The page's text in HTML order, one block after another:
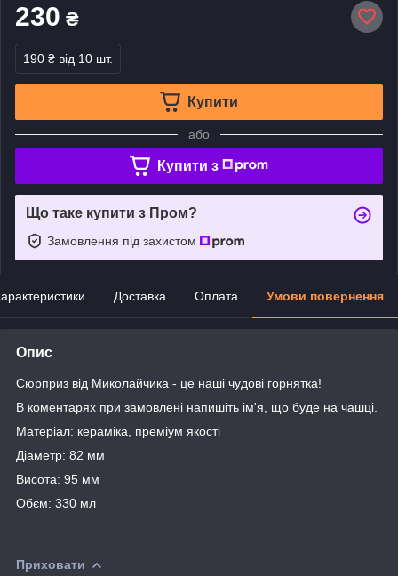
230 ₴
190 ₴ від 10 шт.
Купити
або
Купити з
Що таке купити з Пром?
Замовлення під захистом
Доставка Оплата Умови повернення
Опис
Сюрприз від Миколайчика - це наші чудові горнятка!
В коментарях при замовлені напишіть ім'я, що буде на чашці.
Матеріал: кераміка, преміум якості
Діаметр: 82 мм
Висота: 95 мм
Обєм: 330 мл
Приховати